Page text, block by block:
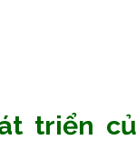
triển